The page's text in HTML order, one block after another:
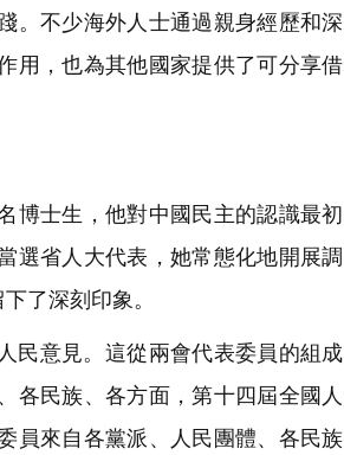
。不少海外人士通過親身經歷和
用，也為其他國家提供了可分享
士生，他對中國民主的認識最
選省人大代表，她常態化地開展
了深刻印象。
意見。這從兩會代表委員的組
各民族、各方面，第十四屆全國
員來自各黨派、人民團體、各民